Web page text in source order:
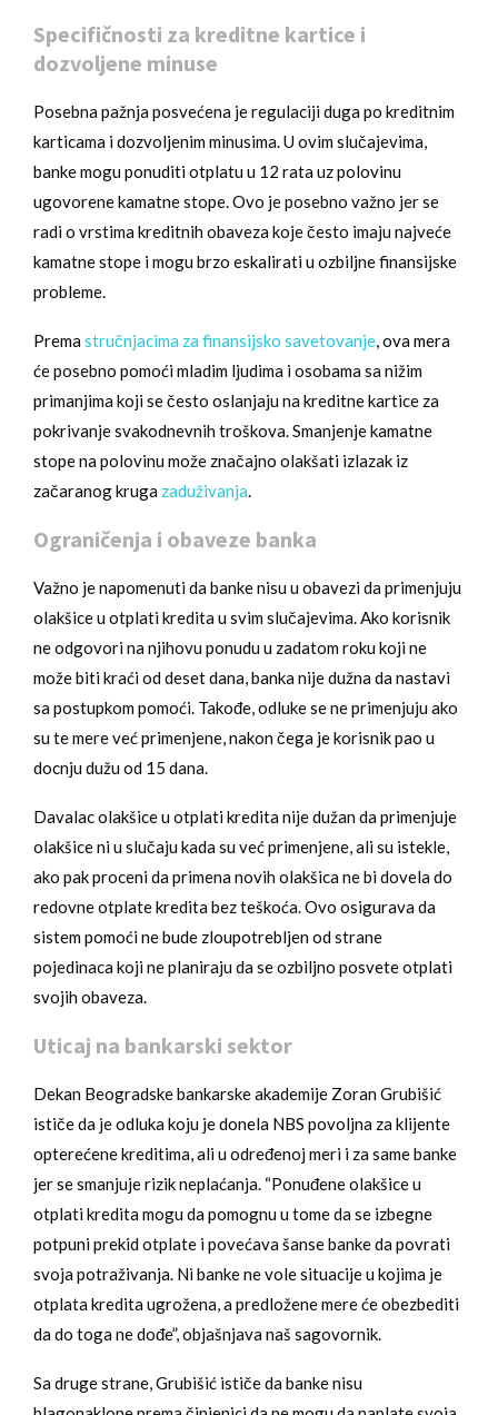
Specifičnosti za kreditne kartice i
dozvoljene minuse
Posebna pažnja posvećena je regulaciji duga po kreditnim
karticama i dozvoljenim minusima. U ovim slučajevima,
banke mogu ponuditi otplatu u 12 rata uz polovinu
ugovorene kamatne stope. Ovo je posebno važno jer se
radi o vrstima kreditnih obaveza koje često imaju najveće
kamatne stope i mogu brzo eskalirati u ozbiljne finansijske
probleme.
Premastručnjacima za finansijsko savetovanje, ova mera
će posebno pomoći mladim ljudima i osobama sa nižim
primanjima koji se često oslanjaju na kreditne kartice za
pokrivanje svakodnevnih troškova. Smanjenje kamatne
stope na polovinu može značajno olakšati izlazak iz
začaranog kruga zaduživanja.
Ograničenja i obaveze banka
Važno je napomenuti da banke nisu u obavezi da primenjuju
olakšice u otplati kredita u svim slučajevima. Ako korisnik
ne odgovori na njihovu ponudu u zadatom roku koji ne
može biti kraći od deset dana, banka nije dužna da nastavi
sa postupkom pomoći. Takođe, odluke se ne primenjuju ako
su te mere već primenjene, nakon čega je korisnik pao u
docnju dužu od 15 dana.
Davalac olakšice u otplati kredita nije dužan da primenjuje
olakšice ni u slučaju kada su već primenjene, ali su istekle,
ako pak proceni da primena novih olakšica ne bi dovela do
redovne otplate kredita bez teškoća. Ovo osigurava da
sistem pomoći ne bude zloupotrebljen od strane
pojedinaca koji ne planiraju da se ozbiljno posvete otplati
svojih obaveza.
Uticaj na bankarski sektor
Dekan Beogradske bankarske akademije Zoran Grubišić
ističe da je odluka koju je donela NBS povoljna za klijente
opterećene kreditima, ali u određenoj meri i za same banke
jer se smanjuje rizik neplaćanja. “Ponuđene olakšice u
otplati kredita mogu da pomognu u tome da se izbegne
potpuni prekid otplate i povećava šanse banke da povrati
svoja potraživanja. Ni banke ne vole situacije u kojima je
otplata kredita ugrožena, a predložene mere će obezbediti
da do toga ne dođe”, objašnjava naš sagovornik.
Sa druge strane, Grubišić ističe da banke nisu